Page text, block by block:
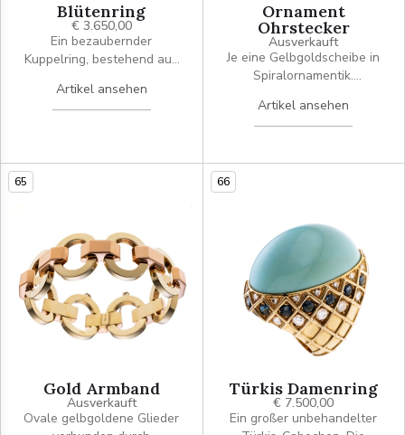
Blütenring
€ 3.650,00
Ein bezaubernder
Kuppelring, bestehend aus
Emailierung und blauer
Emaillierung. zudem sind
0.01 ct in weißgoldener
Artikel ansehen
Ornament
Ohrstecker
Ausverkauft
Je eine Gelbgoldscheibe in
Spiralornamentik.
Gold.
Artikel ansehen
65
Gold Armband
Ausverkauft
Ovale gelbgoldene Glieder
66
Türkis Damenring
€ 7.500,00
Ein großer unbehandelter